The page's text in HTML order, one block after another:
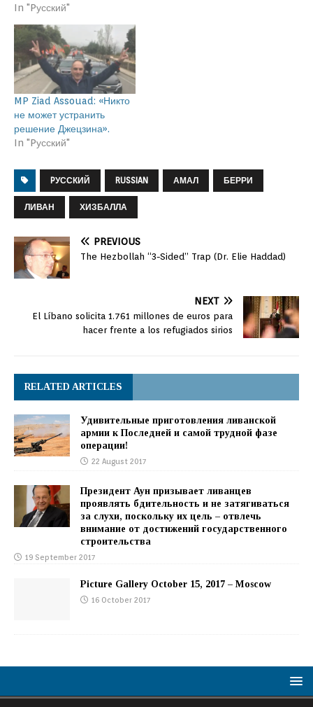
In "Pусский"
MP Ziad Assouad: «Никто
не может устранить
решение Джецзина».
In "Pусский"
PУССКИЙ RUSSIAN АМАЛ БЕРРИ
ЛИВАН ХИЗБАЛЛА
PREVIOUS
The Hezbollah “3-Sided” Trap (Dr. Elie Haddad)
NEXT
El Líbano solicita 1.761 millones de euros para
hacer frente a los refugiados sirios
RELATED ARTICLES
Удивительные приготовления ливанской
армии к Последней и самой трудной фазе
операции!
22 August 2017
Президент Аун призывает ливанцев
проявлять бдительность и не затягиваться
за слухи, поскольку их цель – отвлечь
внимание от достижений государственного
строительства
19 September 2017
Picture Gallery October 15, 2017 – Moscow
16 October 2017